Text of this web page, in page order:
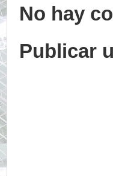
No hay
Publicar